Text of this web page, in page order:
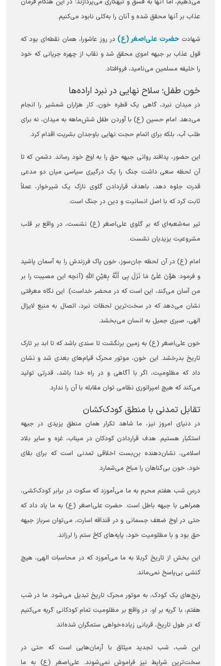
می‌دهیم، اما آنها به فسق و تبهکاری می‌پردازند؛ در این هنگام فرمان
عذاب بر آنها محقق شده و آنان را به‌کلی نابود می‌کنیم.
شهادت حضرت علی‌اصغر (ع) در روز عاشورا، همان نقطه‌ای بود که
قول عذاب بر جبهه اموی محقق شد و نقاب از چهره جریانی که خود
را خلیفه مسلمین می‌نامید، فروافتاد.
‏خون طفل؛ سلاح نهایی در نبرد اراده‌ها
در میدان نبرد، گاهی یک قطره خون، کار هزاران شمشیر را انجام
می‌دهد. امام حسین (ع) با آوردن طفل شش‌ماهه به میدان، نه برای
طلب آب، بلکه برای اتمام حجت نهایی باوجدان بشریت اقدام کرد.
این حضور، پدافند روانی جبهه حق را به اوج خود رساند. دشمن که تا
آن لحظه سعی داشت جنگ را یک درگیری سیاسی میان دو مدعی
قدرت جلوه دهد، باهدف قراردادن گلوی نازک یک شیرخوار، عملاً
ثابت کرد که با اصل انسانیت و دین در جنگ است.
تیر سه‌شعبه‌ای که بر گلوی علی‌اصغر (ع) نشست، در واقع بر قلب
مشروعیت یزیدیان نشست.
امام (ع) در آن لحظه جان‌سوز، خون پاک فرزندش را به آسمان پاشید
و فرمود: هَوَّنَ عَلَیَّ مَا نَزَلَ بِی أَنَّهُ بِعَیْنِ اللَّهِ (آنچه این مصیبت را بر
من آسان می‌کند، این است که در محضر خداست). این نگاه معرفتی
نشان می‌دهد که در سخت‌ترین لحظات نبرد، اتصال به منبع لایزال
الهی، صبری جمیل به انسان می‌بخشد.
خون علی‌اصغر (ع) به زمین برنگشت تا سندی باشد که تا ابد بر تارک
تاریخ بدرخشد. این خون، موتور محرک قیام‌های بعدی شد و نشان
داد که مظلومیت، اگر با آگاهی و در راه خدا باشد، قدرتی تولید
می‌کند که هیچ امپراتوری نظامی توان مقابله با آن را ندارد.
تقابل تمدنی با منطق کودک‌کشان
در دنیای امروز نیز، ما شاهد تکرار همان منطق یزیدی در جبهه
استکبار هستیم. هدف قراردادن کودکان در میناب، غزه و سایر بلاد
اسلامی، نشان‌دهنده بن‌بست اخلاقی تمدنی است که برای بقای
خود، خون بی‌گناهان را مباح می‌شمارد.
درس شب هفتم محرم به ما می‌آموزد که سکوت در برابر کودک‌کشی،
همراهی با جبهه باطل است. حضرت علی‌اصغر (ع) به ما یاد داد که
حتی در اوج ضعف جسمانی و در قنداقه اسارت، می‌توان سرباز جبهه
حق بود و با مظلومیت خود، پایه‌های کاخ ستم را لرزاند.
این بخش از تاریخ کربلا به ما می‌آموزد که در محاسبات الهی، هیچ
کنشی بی‌پاسخ نمی‌ماند.
رنج‌های یک کودک، به موتور محرک تاریخ تبدیل می‌شود. ما در شب
هفتم، با گریه بر او، در واقع بر مظلومیت تمام کودکانی گریه می‌کنیم
که در طول تاریخ، قربانی زیاده‌خواهی ستمگران شده‌اند.
این شب، شب تجدید میثاق با آرمان‌هایی است که حتی در
سخت‌ترین شرایط نیز فراموش نمی‌شوند. علی‌اصغر (ع) به ما